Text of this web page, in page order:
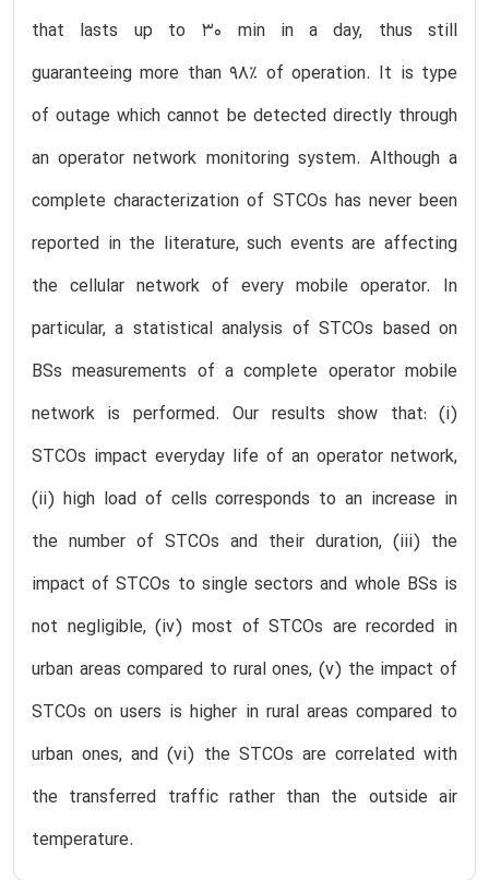
that lasts up to 30 min in a day, thus still
guaranteeing more than 98% of operation. It is type
of outage which cannot be detected directly through
an operator network monitoring system. Although a
complete characterization of STCOs has never been
reported in the literature, such events are affecting
the cellular network of every mobile operator. In
particular, a statistical analysis of STCOs based on
BSs measurements of a complete operator mobile
network is performed. Our results show that: (i)
STCOs impact everyday life of an operator network,
(ii) high load of cells corresponds to an increase in
the number of STCOs and their duration, (iii) the
impact of STCOs to single sectors and whole BSs is
not negligible, (iv) most of STCOs are recorded in
urban areas compared to rural ones, (v) the impact of
STCOs on users is higher in rural areas compared to
urban ones, and (vi) the STCOs are correlated with
the transferred traffic rather than the outside air
temperature.